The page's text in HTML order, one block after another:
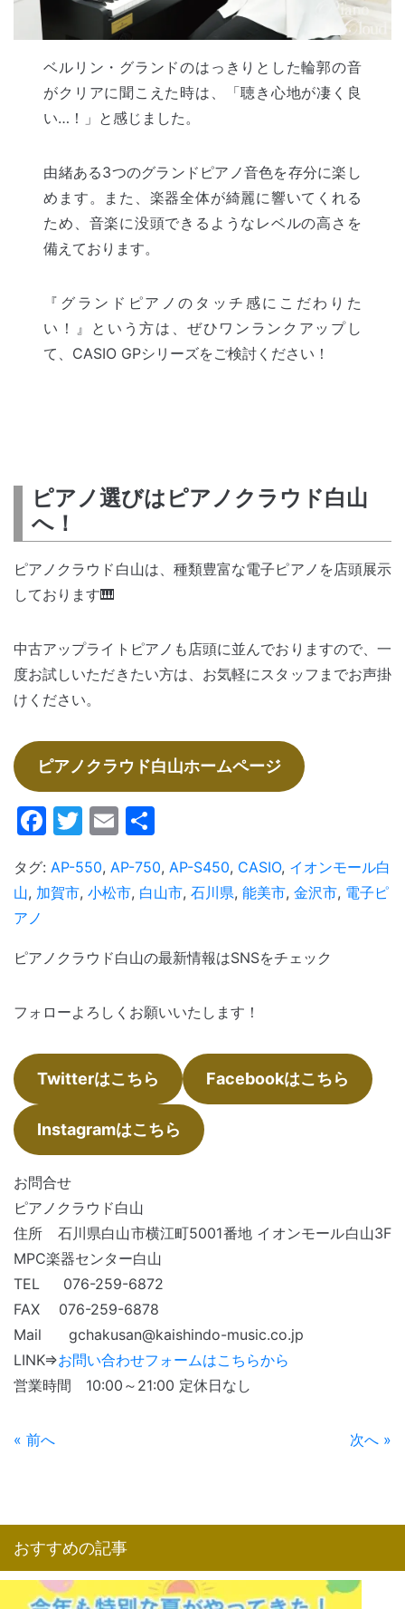
ベルリン・グランドのはっきりとした輪郭の音
がクリアに聞こえた時は、「聴き心地が凄く良
い…！」と感じました。
由緒ある3つのグランドピアノ音色を存分に楽し
めます。また、楽器全体が綺麗に響いてくれる
ため、音楽に没頭できるようなレベルの高さを
備えております。
『グランドピアノのタッチ感にこだわりた
い！』という方は、ぜひワンランクアップし
て、CASIO GPシリーズをご検討ください！
ピアノ選びはピアノクラウド白山
へ！
ピアノクラウド白山は、種類豊富な電子ピアノを店頭展示
しております🎹
中古アップライトピアノも店頭に並んでおりますので、一
度お試しいただきたい方は、お気軽にスタッフまでお声掛
けください。
ピアノクラウド白山ホームページ
Facebook
Twitter
Email
タグ: AP-550, AP-750, AP-S450, CASIO, イオンモール白
山, 加賀市, 小松市, 白山市, 石川県, 能美市, 金沢市, 電子ピ
アノ
ピアノクラウド白山の最新情報はSNSをチェック
フォローよろしくお願いいたします！
Twitterはこちら Facebookはこちら
Instagramはこちら
お問合せ
ピアノクラウド白山
住所 石川県白山市横江町5001番地 イオンモール白山3F
MPC楽器センター白山
TEL 076-259-6872
FAX 076-259-6878
Mail gchakusan@kaishindo-music.co.jp
LINK⇒お問い合わせフォームはこちらから
営業時間 10:00～21:00 定休日なし
« 前へ 次へ »
おすすめの記事